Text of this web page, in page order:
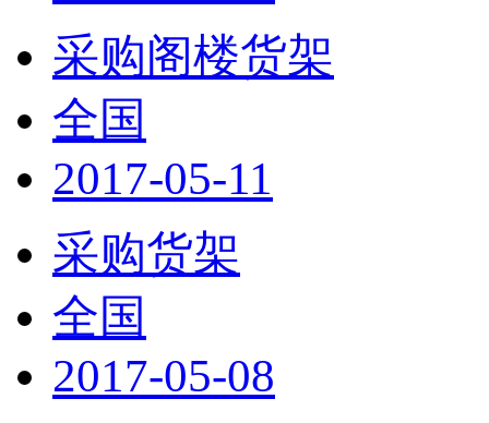
采购阁楼货架
全国
2017-05-11
采购货架
全国
2017-05-08